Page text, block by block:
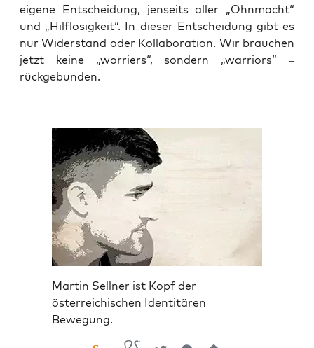
eige­ne Ent­schei­dung, jen­seits aller „Ohn­macht“
und „Hilf­lo­sig­keit“. In die­ser Ent­schei­dung gibt es
nur Wider­stand oder Kol­la­bo­ra­ti­on. Wir brau­chen
jetzt kei­ne „worriers“, son­dern „war­ri­ors“ –
rückgebunden.
Martin Sellner ist Kopf der
österreichischen Identitären
Bewegung.